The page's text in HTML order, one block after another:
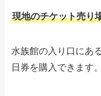
現地のチケット売り
水族館の入り口にあ
日券を購入できます。